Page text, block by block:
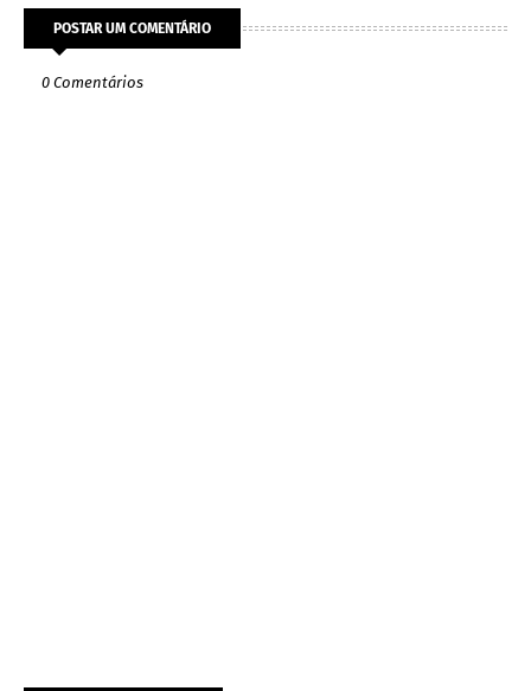
POSTAR UM COMENTÁRIO
0 Comentários